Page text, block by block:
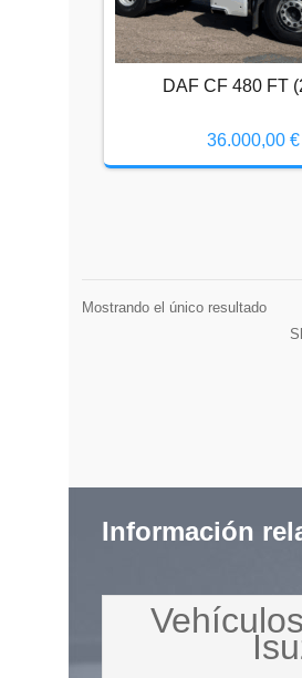
DAF CF 480 FT
36.000,00 €
36.000,00
Mostrando el único resultado
Información